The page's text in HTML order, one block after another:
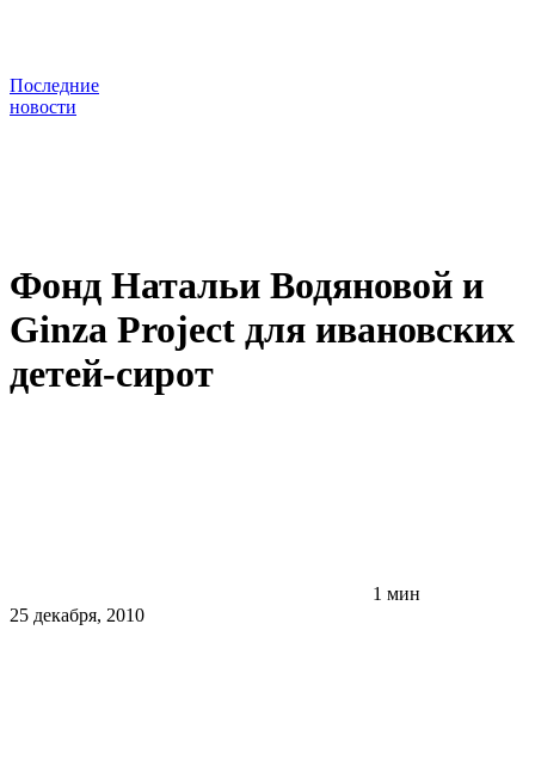
Последние
новости
Фонд Натальи Водяновой и
Ginza Project для ивановских
детей-сирот
1 мин
25 декабря, 2010